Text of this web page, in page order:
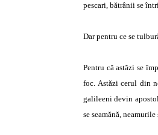
pescari, bătrânii se
Dar pentru ce se
Pentru că astăzi se
foc. Astăzi cerul din
galileeni devin
se seamănă,